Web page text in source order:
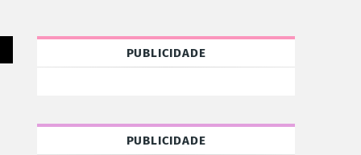
PUBLICIDADE
PUBLICIDADE